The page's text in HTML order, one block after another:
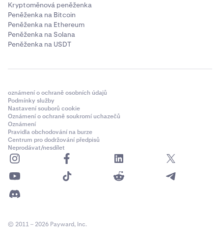
Kryptoměnová peněženka
Peněženka na Bitcoin
Peněženka na Ethereum
Peněženka na Solana
Peněženka na USDT
oznámení o ochraně osobních údajů
Podmínky služby
Nastavení souborů cookie
Oznámení o ochraně soukromí uchazečů
Oznámení
Pravidla obchodování na burze
Centrum pro dodržování předpisů
Neprodávat/nesdílet
© 2011 – 2026 Payward, Inc.